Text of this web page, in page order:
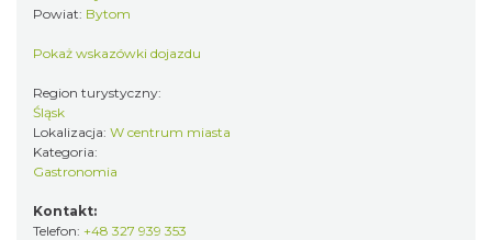
Powiat: Bytom
Pokaż wskazówki dojazdu
Region turystyczny:
Śląsk
Lokalizacja: W centrum miasta
Kategoria:
Gastronomia
Kontakt:
Telefon: +48 327 939 353